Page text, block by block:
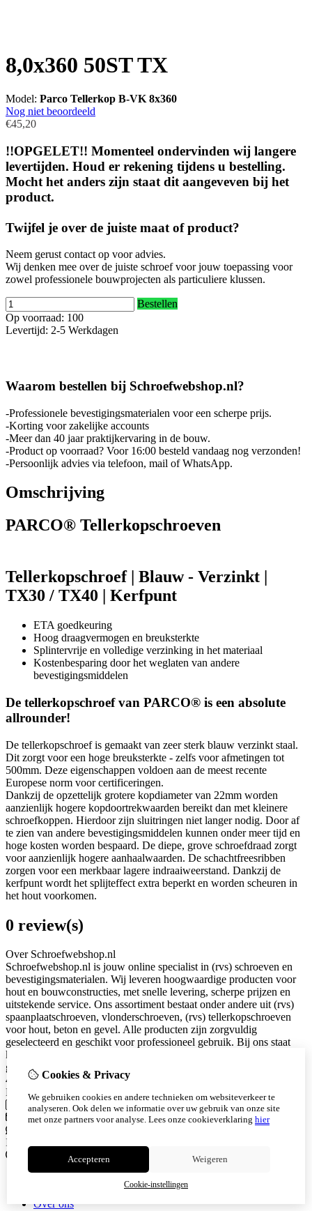
8,0x360 50ST TX
Model: Parco Tellerkop B-VK 8x360
Nog niet beoordeeld
€45,20
!!OPGELET!! Momenteel ondervinden wij langere
levertijden. Houd er rekening tijdens u bestelling.
Mocht het anders zijn staat dit aangeveven bij het
product.
Twijfel je over de juiste maat of product?
Neem gerust contact op voor advies.
Wij denken mee over de juiste schroef voor jouw toepassing voor
zowel professionele bouwprojecten als particuliere klussen.
Bestellen
Op voorraad: 100
Levertijd: 2-5 Werkdagen
Waarom bestellen bij Schroefwebshop.nl?
-Professionele bevestigingsmaterialen voor een scherpe prijs.
-Korting voor zakelijke accounts
-Meer dan 40 jaar praktijkervaring in de bouw.
-Product op voorraad? Voor 16:00 besteld vandaag nog verzonden!
-Persoonlijk advies via telefoon, mail of WhatsApp.
Omschrijving
PARCO® Tellerkopschroeven
Tellerkopschroef | Blauw - Verzinkt |
TX30 / TX40 | Kerfpunt
ETA goedkeuring
Hoog draagvermogen en breuksterkte
Splintervrije en volledige verzinking in het materiaal
Kostenbesparing door het weglaten van andere
bevestigingsmiddelen
De tellerkopschroef van PARCO® is een absolute
allrounder!
De tellerkopschroef is gemaakt van zeer sterk blauw verzinkt staal.
Dit zorgt voor een hoge breuksterkte - zelfs voor afmetingen tot
500mm. Deze eigenschappen voldoen aan de meest recente
Europese norm voor certificeringen.
Dankzij de opzettelijk grotere kopdiameter van 22mm worden
aanzienlijk hogere kopdoortrekwaarden bereikt dan met kleinere
schroefkoppen. Hierdoor zijn sluitringen niet langer nodig. Door af
te zien van andere bevestigingsmiddelen kunnen onder meer tijd en
hoge kosten worden bespaard. De diepe, grove schroefdraad zorgt
voor aanzienlijk hogere aanhaalwaarden. De schachtfreesribben
zorgen voor een merkbaar lagere indraaiweerstand. Dankzij de
kerfpunt wordt het splijteffect extra beperkt en worden scheuren in
het hout voorkomen.
0 review(s)
Over Schroefwebshop.nl
Schroefwebshop.nl is jouw online specialist in (rvs) schroeven en
bevestigingsmaterialen. Wij leveren hoogwaardige producten voor
hout en bouwconstructies, met snelle levering, scherpe prijzen en
uitstekende service. Ons assortiment bestaat onder andere uit (rvs)
spaanplaatschroeven, vlonderschroeven, (rvs) tellerkopschroeven
voor hout, beton en gevel. Alle producten zijn zorgvuldig
geselecteerd en geschikt voor professioneel gebruik. Bij ons staat
kwaliteit en klanttevredenheid centraal. Snel geleverd. Eerlijk
geprijsd. Betrouwbaar bevestigd. KVK: 94053340 Snijderstraat 2a
4255HS Nieuwendijk
Neem contact met ons op
Telefoon0615628101
info@schroefwebshop.nl
Instagram
Algemene voorwaarden
Over ons
Cookies & Privacy
We gebruiken cookies en andere technieken om websiteverkeer te
analyseren. Ook delen we informatie over uw gebruik van onze site
met onze partners voor analyse. Lees onze cookieverklaring hier
Accepteren Weigeren
Cookie-instellingen